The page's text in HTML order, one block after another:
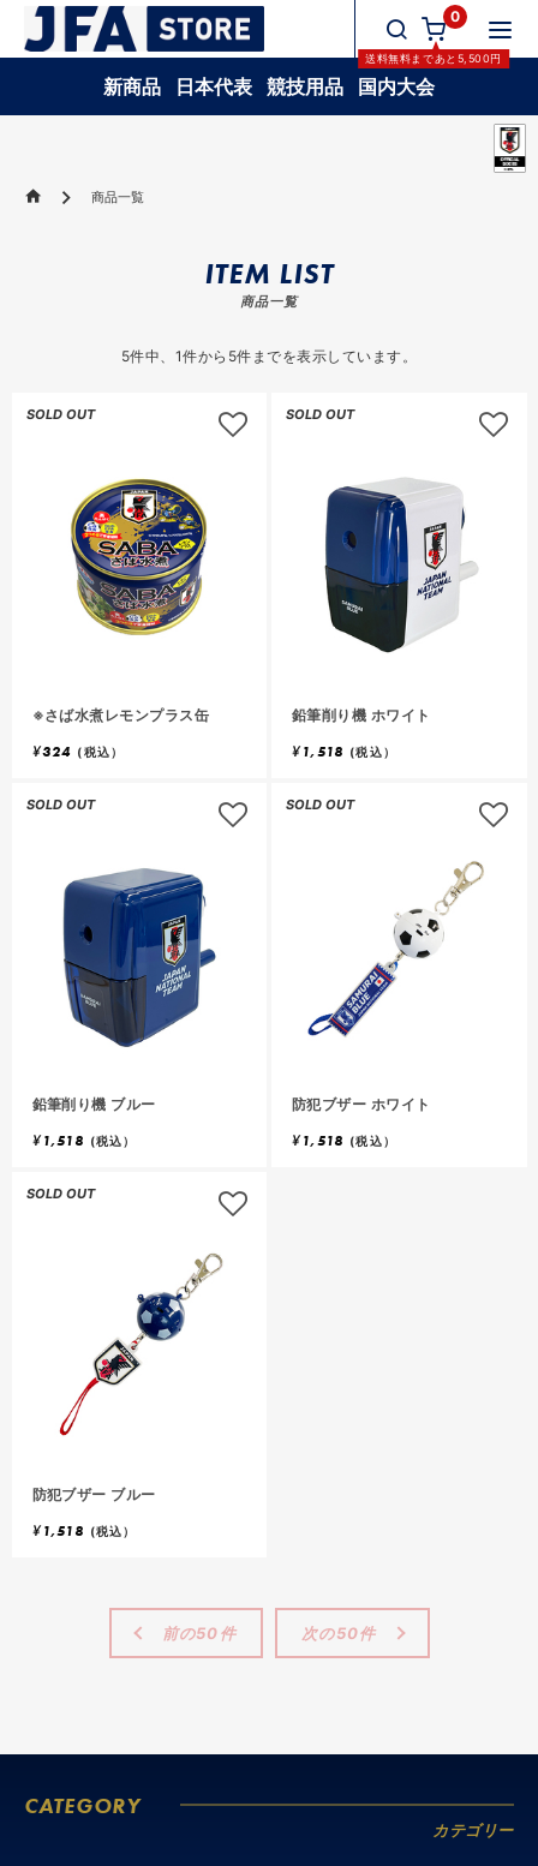
0
送料無料まであと 5,500円
新商品 日本代表 競技用品 国内大会
商品一覧
ITEM LIST
商品一覧
5件中、 1件から 5件までを表示しています。
SOLD OUT
※さば水煮レモンプラス缶
¥324 (税込）
SOLD OUT
鉛筆削り機 ホワイト
¥1,518 (税込）
SOLD OUT
鉛筆削り機 ブルー
¥1,518 (税込）
SOLD OUT
防犯ブザー ホワイト
¥1,518 (税込）
SOLD OUT
防犯ブザー ブルー
¥1,518 (税込）
前の50件 次の50件
CATEGORY
カテゴリー